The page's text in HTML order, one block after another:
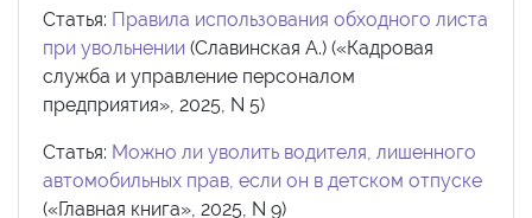
Статья: Правила использования обходного листа
при увольнении (Славинская А.) («Кадровая
служба и управление персоналом
предприятия», 2025, N 5)
Статья: Можно ли уволить водителя, лишенного
автомобильных прав, если он в детском отпуске
(«Главная книга», 2025, N 9)